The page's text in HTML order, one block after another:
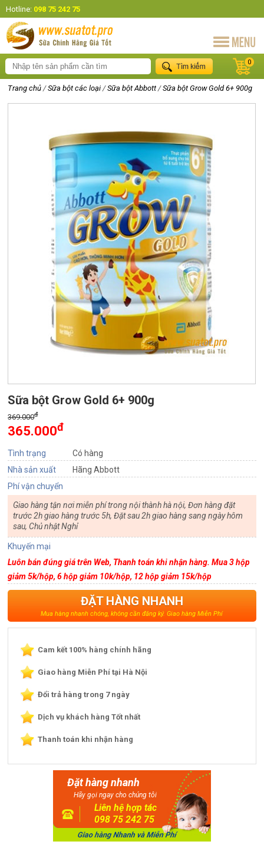
Hotline: 098 75 242 75
0
Trang chủ / Sữa bột các loại / Sữa bột Abbott / Sữa bột Grow Gold 6+ 900g
Sữa bột Grow Gold 6+ 900g
369.000đ
365.000đ
Tình trạng
Có hàng
Nhà sản xuất
Hãng Abbott
Phí vận chuyển
Giao hàng tận nơi miễn phí trong nội thành hà nội, Đơn hàng đặt
trước 2h giao hàng trước 5h, Đặt sau 2h giao hàng sang ngày hôm
sau, Chủ nhật Nghỉ
Khuyến mại
Luôn bán đúng giá trên Web, Thanh toán khi nhận hàng. Mua 3 hộp
giảm 5k/hộp, 6 hộp giảm 10k/hộp, 12 hộp giảm 15k/hộp
ĐẶT HÀNG NHANH
Mua hàng nhanh chóng, không cần đăng ký. Giao hàng Miễn Phí
Cam kết 100% hàng chính hãng
Giao hàng Miễn Phí tại Hà Nội
Đổi trả hàng trong 7 ngày
Dịch vụ khách hàng Tốt nhất
Thanh toán khi nhận hàng
Đặt hàng nhanh
Hãy gọi ngay cho chúng tôi
Liên hệ hợp tác
098 75 242 75